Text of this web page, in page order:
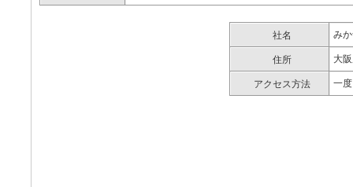
社名 み
住所 大
アクセス方法 一